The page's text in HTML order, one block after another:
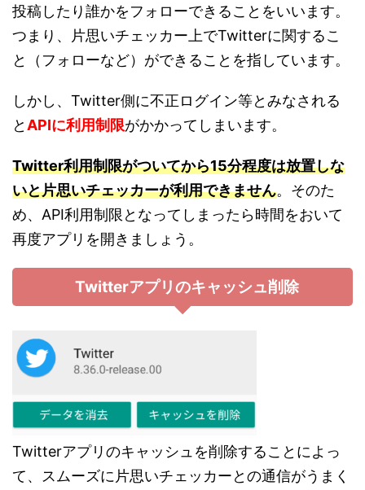
投稿したり誰かをフォローできることをいいます。
つまり、片思いチェッカー上でTwitterに関するこ
と（フォローなど）ができることを指しています。
しかし、Twitter側に不正ログイン等とみなされる
と APIに利用制限がかかってしまいます。
Twitter利用制限がついてから15分程度は放置しな
いと片思いチェッカーが利用できません。そのた
め、API利用制限となってしまったら時間をおいて
再度アプリを開きましょう。
Twitterアプリのキャッシュ削除
Twitterアプリのキャッシュを削除することによっ
て、スムーズに片思いチェッカーとの通信がうまく